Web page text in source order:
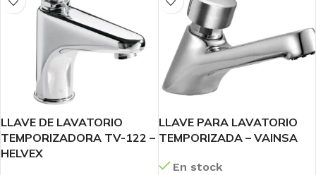
LLAVE DE LAVATORIO
TEMPORIZADORA TV-122 –
HELVEX
LLAVE PARA LAVATORIO
TEMPORIZADA – VAINSA
En stock